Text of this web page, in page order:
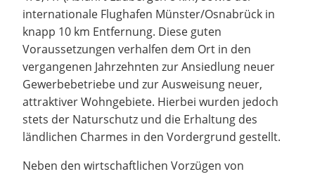
internationale Flughafen Münster/Osnabrück in
knapp 10 km Entfernung. Diese guten
Voraussetzungen verhalfen dem Ort in den
vergangenen Jahrzehnten zur Ansiedlung neuer
Gewerbebetriebe und zur Ausweisung neuer,
attraktiver Wohngebiete. Hierbei wurden jedoch
stets der Naturschutz und die Erhaltung des
ländlichen Charmes in den Vordergrund gestellt.
Neben den wirtschaftlichen Vorzügen von